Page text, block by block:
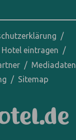
Hotel eintragen
Mediadaten
Sitemap